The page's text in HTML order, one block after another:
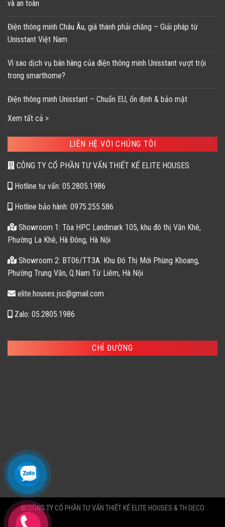
và an toàn
Điện thông minh Châu Âu, giá thành phải chăng – Giải pháp từ
Unisstant Việt Nam
Vì sao dịch vụ bán hàng của điện thông minh Unisstant vượt trội
trong smarthome?
Điện thông minh Unisstant – Chuẩn EU, ổn định & bảo mật
Xem tất cả >
LIÊN HỆ VỚI CHÚNG TÔI
CÔNG TY CỔ PHẦN TƯ VẤN THIẾT KẾ ELITE HOUSES
Hotline tư vấn: 05.2805.1986
Hotline bảo hành: 0975.255.586
Showroom 1: Tòa HPC Landmark 105, khu đô thị Văn Khê,
Phường La Khê, Hà Đông, Hà Nội
Showroom 2: BT06/TT3A. Khu Đô Thị Mới Phùng Khoang,
Phường Trung Văn, Q.Nam Từ Liêm, Hà Nội
elite.houses.jsc@gmail.com
Zalo: 05.2805.1986
CHỈ ĐƯỜNG
© CÔNG TY CỔ PHẦN TƯ VẤN THIẾT KẾ ELITE HOUSES & TH DECO